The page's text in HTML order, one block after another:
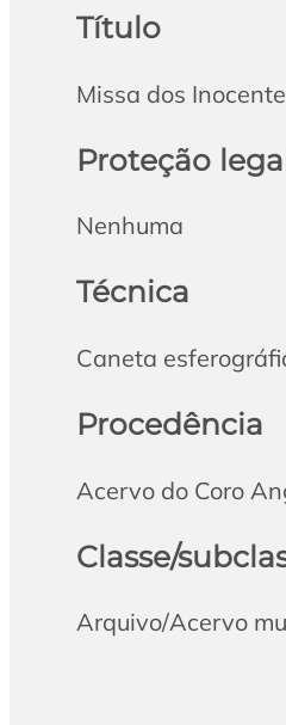
Título
Missa dos
Proteção
Nenhuma
Técnica
Caneta
Procedência
Acervo do Coro
Classe/
Arquivo/Acervo